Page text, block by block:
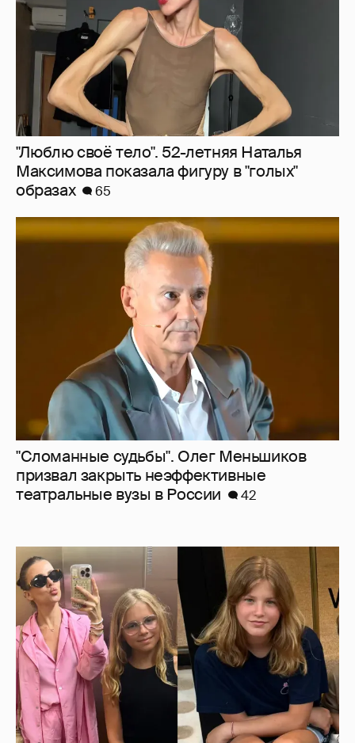
"Сломанные судьбы". Олег Меньшиков
призвал закрыть неэффективные
театральные вузы в России
Внучки Светланы и Фёдора Бондарчук
отдыхают в Испании с матерью и братьями
35